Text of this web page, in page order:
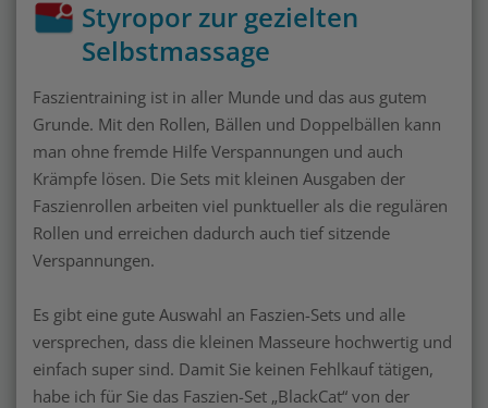
Styropor zur gezielten
Selbstmassage
Faszientraining ist in aller Munde und das aus gutem
Grunde. Mit den Rollen, Bällen und Doppelbällen kann
man ohne fremde Hilfe Verspannungen und auch
Krämpfe lösen. Die Sets mit kleinen Ausgaben der
Faszienrollen arbeiten viel punktueller als die regulären
Rollen und erreichen dadurch auch tief sitzende
Verspannungen.
Es gibt eine gute Auswahl an Faszien-Sets und alle
versprechen, dass die kleinen Masseure hochwertig und
einfach super sind. Damit Sie keinen Fehlkauf tätigen,
habe ich für Sie das Faszien-Set „BlackCat“ von der